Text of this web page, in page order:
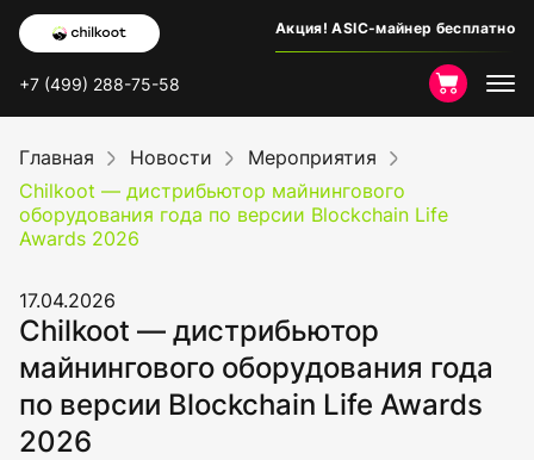
Акция! ASIC-майнер бесплатно
+7 (499) 288-75-58
Главная Новости
Мероприятия
Chilkoot — дистрибьютор майнингового
оборудования года по версии Blockchain Life
Awards 2026
17.04.2026
Chilkoot — дистрибьютор
майнингового оборудования года
по версии Blockchain Life Awards
2026